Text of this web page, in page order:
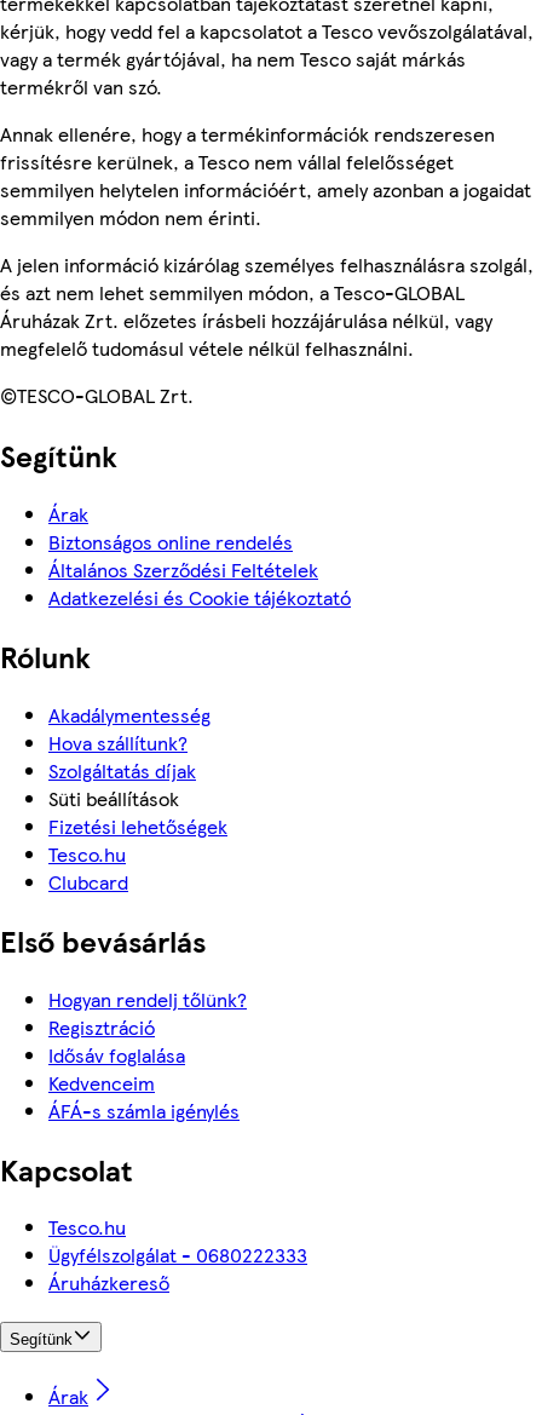
kérjük, hogy vedd fel a kapcsolatot a Tesco vevőszolgálatával,
vagy a termék gyártójával, ha nem Tesco saját márkás
termékről van szó.
Annak ellenére, hogy a termékinformációk rendszeresen
frissítésre kerülnek, a Tesco nem vállal felelősséget
semmilyen helytelen információért, amely azonban a jogaidat
semmilyen módon nem érinti.
A jelen információ kizárólag személyes felhasználásra szolgál,
és azt nem lehet semmilyen módon, a Tesco-GLOBAL
Áruházak Zrt. előzetes írásbeli hozzájárulása nélkül, vagy
megfelelő tudomásul vétele nélkül felhasználni.
©TESCO-GLOBAL Zrt.
Segítünk
Árak
Biztonságos online rendelés
Általános Szerződési Feltételek
Adatkezelési és Cookie tájékoztató
Rólunk
Akadálymentesség
Hova szállítunk?
Szolgáltatás díjak
Süti beállítások
Fizetési lehetőségek
Tesco.hu
Clubcard
Első bevásárlás
Hogyan rendelj tőlünk?
Regisztráció
Idősáv foglalása
Kedvenceim
ÁFÁ-s számla igénylés
Kapcsolat
Tesco.hu
Ügyfélszolgálat - 0680222333
Áruházkereső
Segítünk
Árak